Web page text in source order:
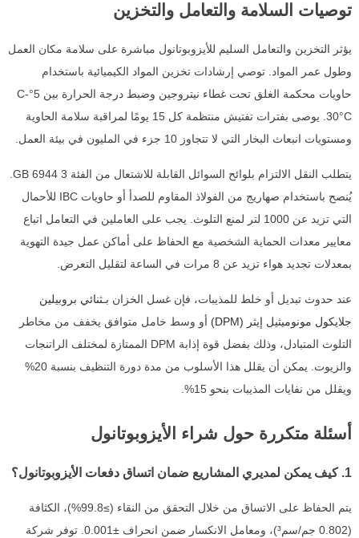
توصيات السلامة والتعامل والتخزين
يؤثر التخزين والتعامل السليم للأيزوبوتانول مباشرة على سلامة مكان العمل
وطول عمر المواد. توصي إرشادات تخزين المواد الكيميائية باستخدام
حاويات محكمة الغلق تحت غطاء نيتروجين وضبط درجة الحرارة بين 5°C-
30°C. يوصى بفترات تفتيش منتظمة كل 15 يومًا لمراقبة سلامة الحاوية
ومستويات انبعاث البخار التي لا تتجاوز 10 جزء في المليون في بيئة العمل.
يتطلب النقل الالتزام بلوائح السوائل القابلة للاشتعال من الفئة 3 GB 6944.
يُنصح باستخدام صهاريج من الفولاذ المقاوم للصدأ أو حاويات IBC للأحمال
التي تزيد عن 1000 لتر لمنع التلوث. يجب على العاملين في التعامل اتباع
معايير معدات الحماية الشخصية مع الحفاظ على أماكن عمل جيدة التهوية
بمعدلات تجديد هواء تزيد عن 8 مرات في الساعة لتقليل التعرض.
عند حدوث تبديل أو خلط للمذيبات، فإن غسل الخزان بـثنائي بروبيلين
جلايكول مونوميثيل إيثر (DPM)
أو وسط خامل متوافق يخفف من مخاطر
التلوث المتبادل، وذلك بفضل قوة إذابة DPM الممتازة لمختلف الراتنجات
والزيوت. يمكن أن يقلل هذا الأسلوب من مدة دورة التنظيف بنسبة 20%
ويقلل من نفايات المذيبات بنحو 15%.
أسئلة متكررة حول شراء الأيزوبوتانول
1. كيف يمكن لمديري المشاريع ضمان اتساق دفعات الأيزوبوتانول؟
يتم الحفاظ على الاتساق من خلال التحقق من النقاء (≥99.8%)، الكثافة
(0.802 جم/سم³)، ومعامل الانكسار ضمن انحراف ±0.001. توفر شركة